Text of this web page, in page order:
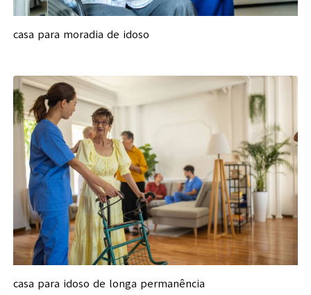
casa para moradia de idoso
casa para idoso de longa permanência